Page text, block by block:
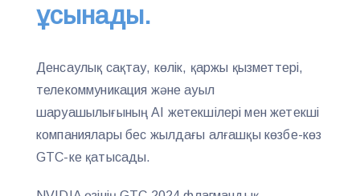
ұсынады.
Денсаулық сақтау, көлік, қаржы қызметтері,
телекоммуникация және ауыл
шаруашылығының AI жетекшілері мен жетекші
компаниялары бес жылдағы алғашқы көзбе-көз
GTC-ке қатысады.